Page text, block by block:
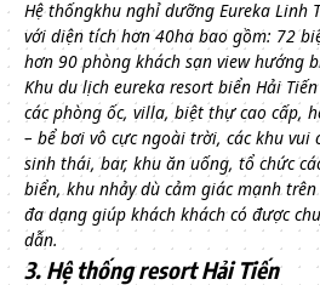
Hệ thốngkhu nghỉ dưỡng Eureka Linh
với diện tích hơn 40ha bao gồm: 72
hơn 90 phòng khách sạn view hướng
Khu du lịch eureka resort biển Hải
các phòng ốc, villa, biệt thự cao cấp,
– bể bơi vô cực ngoài trời, các khu
sinh thái, bar, khu ăn uống, tổ chức
biển, khu nhảy dù cảm giác mạnh
đa dạng giúp khách khách có được
dẫn.
3. Hệ thống resort Hải Tiến